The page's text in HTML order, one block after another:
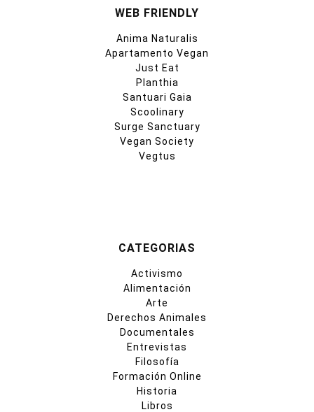
WEB FRIENDLY
Anima Naturalis
Apartamento Vegan
Just Eat
Planthia
Santuari Gaia
Scoolinary
Surge Sanctuary
Vegan Society
Vegtus
CATEGORIAS
Activismo
Alimentación
Arte
Derechos Animales
Documentales
Entrevistas
Filosofía
Formación Online
Historia
Libros